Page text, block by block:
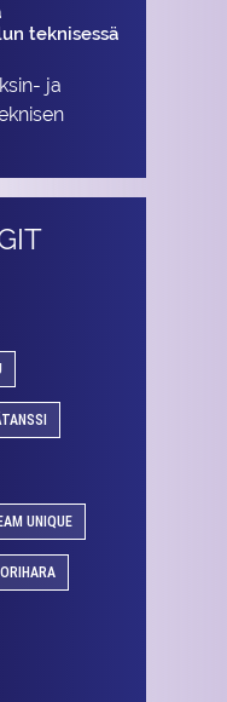
teknisessä
ja
UNIQUE